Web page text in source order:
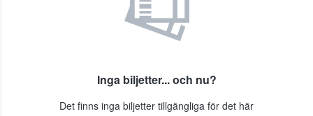
Inga biljetter... och nu?
Det finns inga biljetter tillgängliga för det här